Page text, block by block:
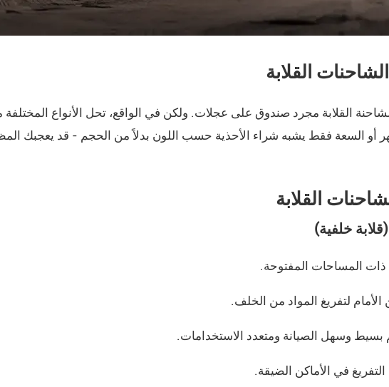
القلابة
القلابة مجرد صندوق على عجلات. ولكن في الواقع، تحل الأنواع
أو السعة فقط يشبه شراء الأحذية حسب اللون بدلاً من الحجم - قد يعجبك
القلابة
ذات المساحات المفتوحة.
لتفريغ المواد من الخلف.
بسيط وسهل الصيانة ومتعدد الاستخدامات.
في الأماكن الضيقة.